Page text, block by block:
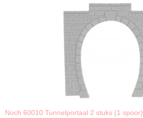
Noch 60010 Tunnelportaal 2 stuks (1 spoor)